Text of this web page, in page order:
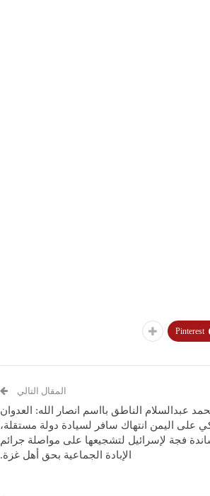
Pinterest
المقال التالي
عبدالسلام الناطق بااسم انصار الله: ‏العدوان
على اليمن انتهاك سافر لسيادة دولة مستقلة،
فجة لإسرائيل لتشجيعها على مواصلة جرائم
الإبادة الجماعية بحق أهل غزة.